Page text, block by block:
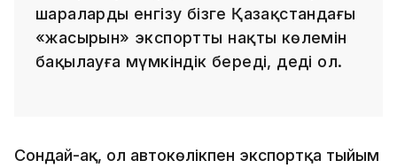
шараларды енгізу бізге Қазақстандағы
«жасырын» экспорттың нақты көлемін
бақылауға мүмкіндік береді, деді ол.
Сондай-ақ, ол автокөлікпен экспортқа тыйым